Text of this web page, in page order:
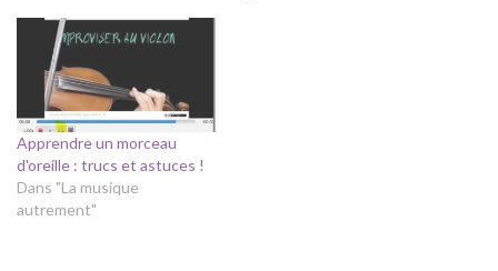
et mal connu, chaque artiste
a sa "recette". . . Si nous n'y
arrivons pas vraiment, n'est
ce pas…
Apprendre un morceau
d'oreille : trucs et astuces !
Dans "La musique
autrement"